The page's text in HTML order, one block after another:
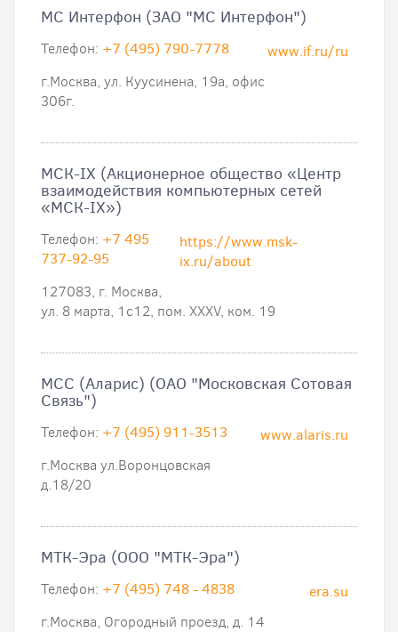
МС Интерфон (ЗАО "МС Интерфон")
www.if.ru/ru
Телефон: +7 (495) 790-7778
г.Москва, ул. Куусинена, 19а, офис
306г.
МСК-IX (Акционерное общество «Центр
взаимодействия компьютерных сетей
«МСК-IX»)
https://www.msk-
ix.ru/about
Телефон: +7 495
737-92-95
127083, г. Москва,
ул. 8 марта, 1с12, пом. ХХХV, ком. 19
МСС (Аларис) (ОАО "Московская Сотовая
Связь")
www.alaris.ru
Телефон: +7 (495) 911-3513
г.Москва ул.Воронцовская
д.18/20
МТК-Эра (ООО "МТК-Эра")
era.su
Телефон: +7 (495) 748 - 4838
г.Москва, Огородный проезд, д. 14